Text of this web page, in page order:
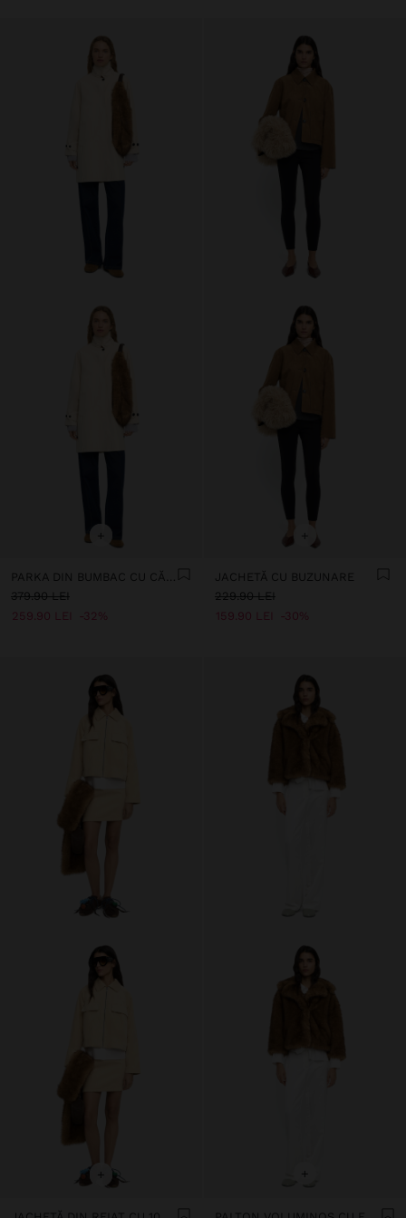
+
PARKA DIN BUMBAC CU CĂPTUȘEALĂ CU BULINE
379.90 LEI
259.90 LEI
32%
+
JACHETĂ CU BUZUNARE
229.90 LEI
159.90 LEI
30%
+ +